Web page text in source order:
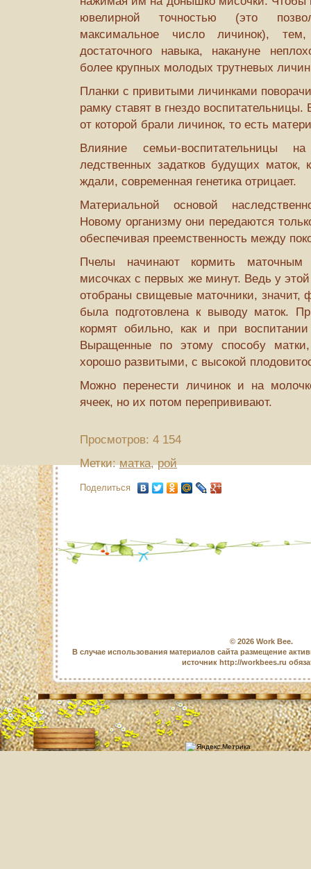
ювелирной точностью (это
максимальное число личинок),
достаточного навыка, накануне
более крупных молодых трутневых
Планки с привитыми личинками
рамку ставят в гнездо
от которой брали личинок, то есть
Влияние семьи-воспитательницы
ледственных задатков будущих маток,
ждали, современная генетика отрицает.
Материальной основой
Новому организму они передаются
обеспечивая преемственность между
Пчелы начинают кормить
мисочках с первых же минут. Ведь у
отобраны свищевые маточники, значит,
была подготовлена к выводу маток.
кормят обильно, как и при
Выращенные по этому способу
хорошо развитыми, с высокой
Можно перенести личинок и на
ячеек, но их потом перепрививают.
Просмотров: 4 154
Метки:матка,рой
Поделиться
© 2026 Work Bee.
В случае использования материалов сайта размещение
источник http://workbees.ru